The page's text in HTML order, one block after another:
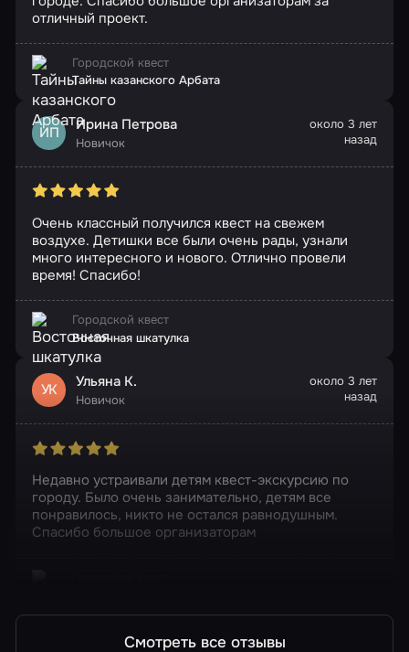
отличный проект.
Городской квест
Тайны казанского Арбата
ИП Ирина Петрова
Новичок
около 3 лет
назад
Очень классный получился квест на свежем
воздухе. Детишки все были очень рады, узнали
много интересного и нового. Отлично провели
время! Спасибо!
Городской квест
Восточная шкатулка
УК Ульяна К.
Новичок
около 3 лет
назад
Недавно устраивали детям квест-экскурсию по
городу. Было очень занимательно, детям все
понравилось, никто не остался равнодушным.
Спасибо большое организаторам
Смотреть все отзывы